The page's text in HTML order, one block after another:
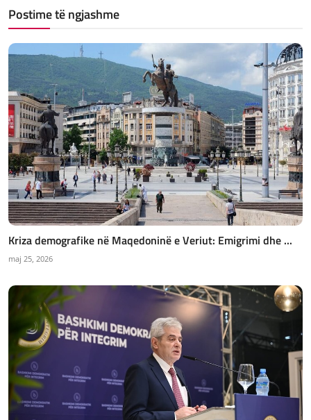
Postime të ngjashme
Kriza demografike në Maqedoninë e Veriut: Emigrimi dhe ...
maj 25, 2026